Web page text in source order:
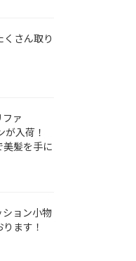
さん取り
ァ
が入荷！
美髪を手に
ション小物
ます！